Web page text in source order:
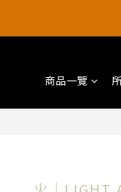
【阿爸ㄟ好禮季
商品一覽